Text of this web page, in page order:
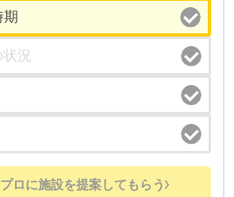
プロに施設を提案してもらう